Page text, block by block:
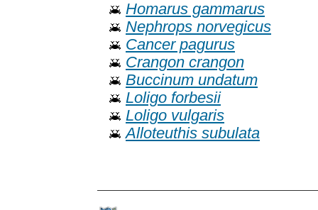
Homarus gammarus
Nephrops norvegicus
Cancer pagurus
Crangon crangon
Buccinum undatum
Loligo forbesii
Loligo vulgaris
Alloteuthis subulata